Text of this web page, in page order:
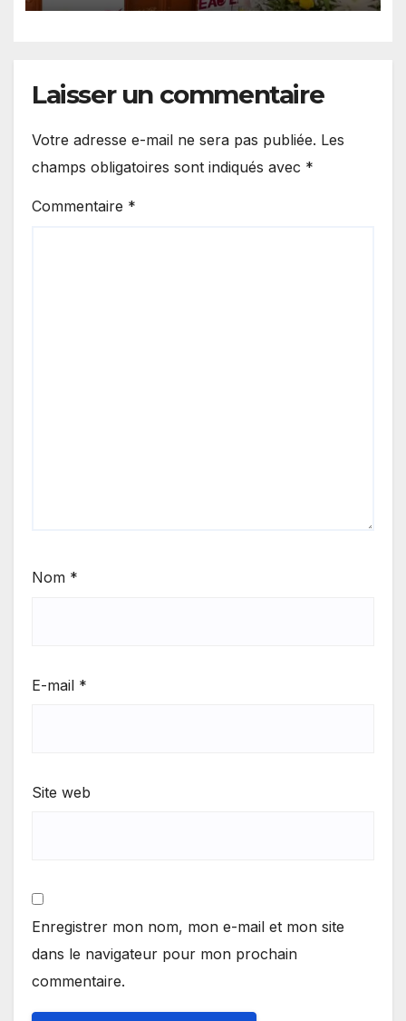
Laisser un commentaire
Votre adresse e-mail ne sera pas publiée. Les
champs obligatoires sont indiqués avec *
Commentaire *
Nom *
E-mail *
Site web
Enregistrer mon nom, mon e-mail et mon site
dans le navigateur pour mon prochain
commentaire.